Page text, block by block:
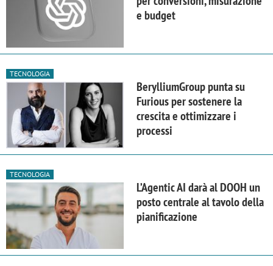
e budget
TECNOLOGIA
BerylliumGroup punta su
Furious per sostenere la
crescita e ottimizzare i
processi
TECNOLOGIA
L’Agentic AI darà al DOOH un
posto centrale al tavolo della
pianificazione